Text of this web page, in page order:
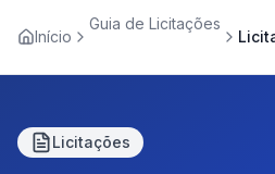
Início
Guia de Licitações
Licitações